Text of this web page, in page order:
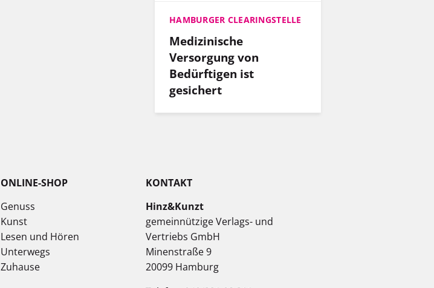
HAMBURGER CLEARINGSTELLE
Medizinische
Versorgung von
Bedürftigen ist
gesichert
ONLINE-SHOP
Genuss
Kunst
Lesen und Hören
Unterwegs
Zuhause
KONTAKT
Hinz&Kunzt
gemeinnützige Verlags- und
Vertriebs GmbH
Minenstraße 9
20099 Hamburg